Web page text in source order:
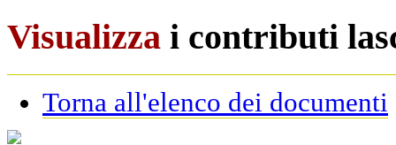
Visualizza i contributi
Torna all'elenco dei documenti